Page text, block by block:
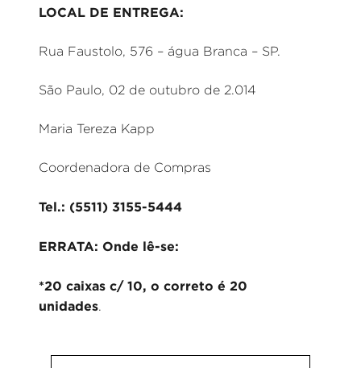
LOCAL DE ENTREGA:
Rua Faustolo, 576 – água Branca – SP.
São Paulo, 02 de outubro de 2.014
Maria Tereza Kapp
Coordenadora de Compras
Tel.: (5511) 3155-5444
ERRATA: Onde lê-se:
*20 caixas c/ 10, o correto é 20
unidades.